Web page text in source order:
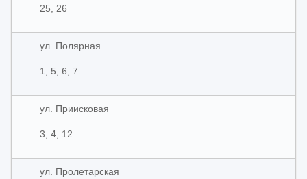
25, 26
ул. Полярная
1, 5, 6, 7
ул. Приисковая
3, 4, 12
ул. Пролетарская